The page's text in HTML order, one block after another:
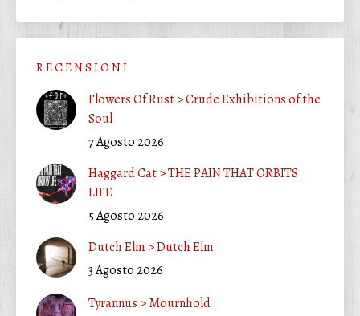
R E C E N S I O N I
Flowers Of Rust > Crude Exhibitions of the
Soul
7 Agosto 2026
Haggard Cat > THE PAIN THAT ORBITS
LIFE
5 Agosto 2026
Dutch Elm > Dutch Elm
3 Agosto 2026
Tyrannus > Mournhold